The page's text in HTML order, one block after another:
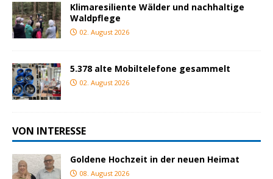
Klimaresiliente Wälder und nachhaltige
Waldpflege
02. August 2026
5.378 alte Mobiltelefone gesammelt
02. August 2026
VON INTERESSE
Goldene Hochzeit in der neuen Heimat
08. August 2026